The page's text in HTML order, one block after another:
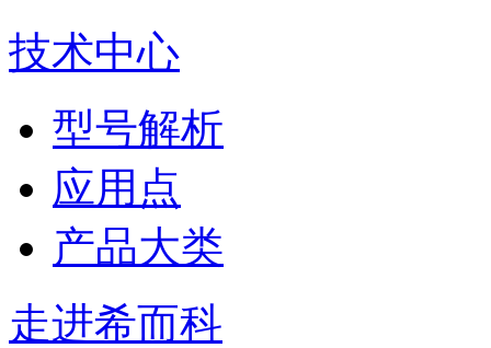
技术中心
型号解析
应用点
产品大类
走进希而科